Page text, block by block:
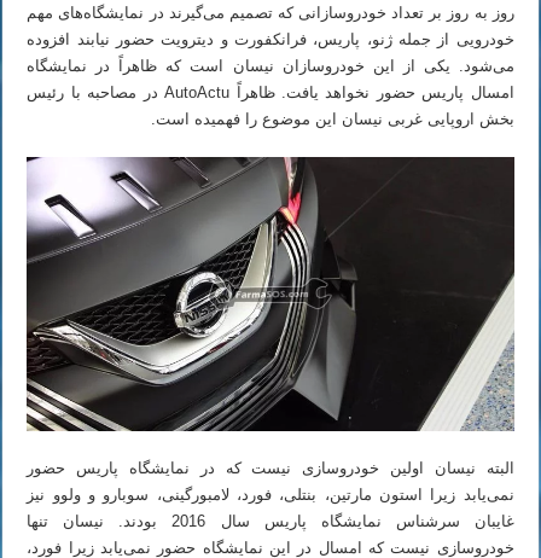
روز به روز بر تعداد خودروسازانی که تصمیم می‌گیرند در نمایشگاه‌های مهم
خودرویی از جمله ژنو، پاریس، فرانکفورت و دیترویت حضور نیابند افزوده
می‌شود. یکی از این خودروسازان نیسان است که ظاهراً در نمایشگاه
امسال پاریس حضور نخواهد یافت. ظاهراً AutoActu در مصاحبه با رئیس
بخش اروپایی غربی نیسان این موضوع را فهمیده است.
البته نیسان اولین خودروسازی نیست که در نمایشگاه پاریس حضور
نمی‌یابد زیرا استون مارتین، بنتلی، فورد، لامبورگینی، سوبارو و ولوو نیز
غایبان سرشناس نمایشگاه پاریس سال 2016 بودند. نیسان تنها
خودروسازی نیست که امسال در این نمایشگاه حضور نمی‌یابد زیرا فورد،